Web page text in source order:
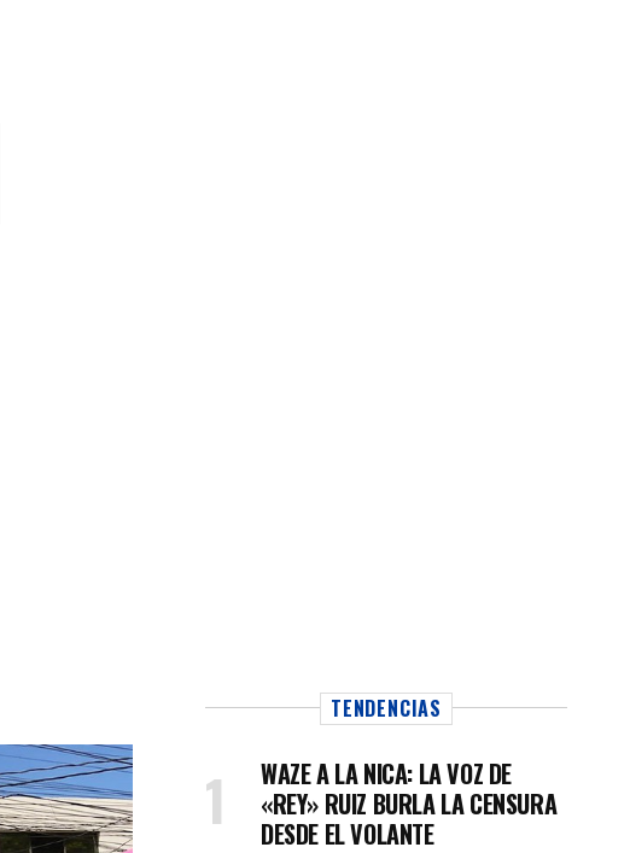
TENDENCIAS
WAZE A LA NICA: LA VOZ DE
«REY» RUIZ BURLA LA CENSURA
DESDE EL VOLANTE